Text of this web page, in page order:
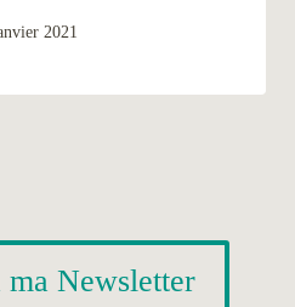
2021
ma Newsletter